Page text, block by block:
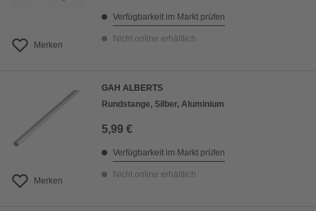
Merken
Verfügbarkeit im Markt prüfen
Nicht online erhältlich
Merken
GAH ALBERTS
Rundstange, Silber, Aluminium
5,99 €
Verfügbarkeit im Markt prüfen
Nicht online erhältlich